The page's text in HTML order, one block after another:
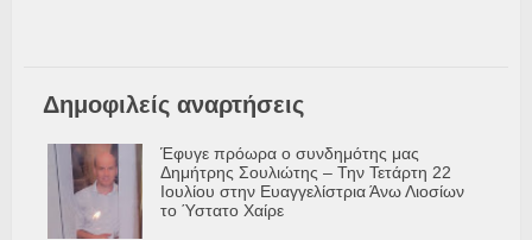
Δημοφιλείς αναρτήσεις
Έφυγε πρόωρα ο συνδημότης μας
Δημήτρης Σουλιώτης – Την Τετάρτη 22
Ιουλίου στην Ευαγγελίστρια Άνω Λιοσίων
το Ύστατο Χαίρε